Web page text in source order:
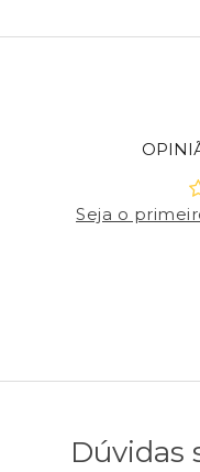
Seja o
Dúvidas